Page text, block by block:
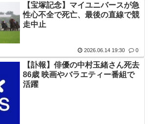
【宝塚記念】マイユニバースが急
性心不全で死亡、最後の直線で競
走中止
2026.06.14 19:30 0
【訃報】俳優の中村玉緒さん死去
86歳 映画やバラエティー番組で
活躍